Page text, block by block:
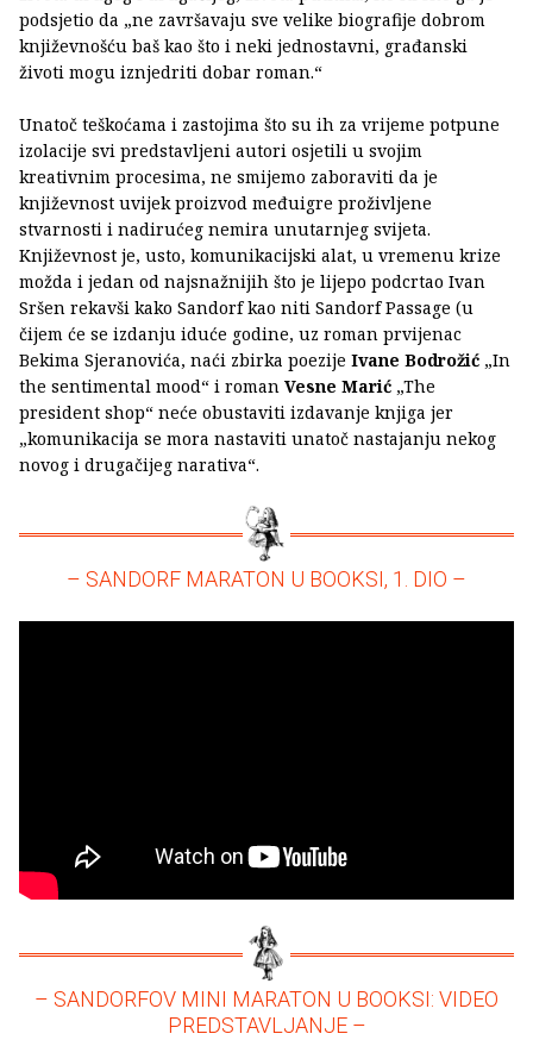
podsjetio da „ne završavaju sve velike biografije dobrom
književnošću baš kao što i neki jednostavni, građanski
životi mogu iznjedriti dobar roman.“
Unatoč teškoćama i zastojima što su ih za vrijeme potpune
izolacije svi predstavljeni autori osjetili u svojim
kreativnim procesima, ne smijemo zaboraviti da je
književnost uvijek proizvod međuigre proživljene
stvarnosti i nadirućeg nemira unutarnjeg svijeta.
Književnost je, usto, komunikacijski alat, u vremenu krize
možda i jedan od najsnažnijih što je lijepo podcrtao Ivan
Sršen rekavši kako Sandorf kao niti Sandorf Passage (u
čijem će se izdanju iduće godine, uz roman prvijenac
Bekima Sjeranovića, naći zbirka poezije Ivane Bodrožić „In
the sentimental mood“ i roman Vesne Marić „The
president shop“ neće obustaviti izdavanje knjiga jer
„komunikacija se mora nastaviti unatoč nastajanju nekog
novog i drugačijeg narativa“.
– SANDORF MARATON U BOOKSI, 1. DIO –
– SANDORFOV MINI MARATON U BOOKSI: VIDEO
PREDSTAVLJANJE –